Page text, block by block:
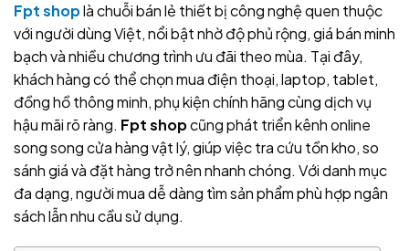
Fpt shoplà chuỗi bán lẻ thiết bị công nghệ quen thuộc
với người dùng Việt, nổi bật nhờ độ phủ rộng, giá bán minh
bạch và nhiều chương trình ưu đãi theo mùa. Tại đây,
khách hàng có thể chọn mua điện thoại, laptop, tablet,
đồng hồ thông minh, phụ kiện chính hãng cùng dịch vụ
hậu mãi rõ ràng. Fpt shopcũng phát triển kênh online
song song cửa hàng vật lý, giúp việc tra cứu tồn kho, so
sánh giá và đặt hàng trở nên nhanh chóng. Với danh mục
đa dạng, người mua dễ dàng tìm sản phẩm phù hợp ngân
sách lẫn nhu cầu sử dụng.